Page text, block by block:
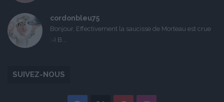
cordonbleu75
Bonjour, Effectivement la saucisse de Morteau est crue
:-) B...
SUIVEZ-NOUS